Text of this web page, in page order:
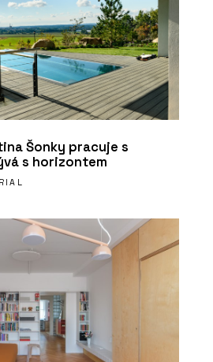
Šonky pracuje s
s horizontem